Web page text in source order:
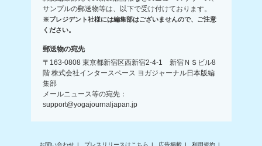
サンプルの郵送物等は、以下で受け付けております。
※プレジデント社様には編集部はございませんので、ご注意
ください。
郵送物の宛先
〒163-0808 東京都新宿区西新宿2-4-1 新宿ＮＳビル8
階 株式会社インタースペース ヨガジャーナル日本版編
集部
メールニュース等の宛先：
support@yogajournaljapan.jp
お問い合わせ プレスリリースはこちら 広告掲載 利用規約